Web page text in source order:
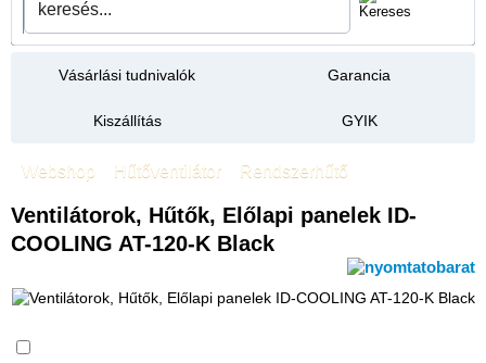
Vásárlási tudnivalók Garancia
Kiszállítás GYIK
Webshop Hűtőventilátor Rendszerhűtő
Ventilátorok, Hűtők, Előlapi panelek ID-
COOLING AT-120-K Black